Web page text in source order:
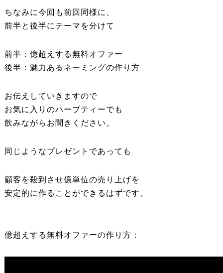
ちなみに今回も前回同様に、
前半と後半にテーマを分けて
前半：億超えする無料オファー
後半：魅力あるネーミングの作り方
お伝えしていきますので
お気に入りのハーブティーでも
飲みながらお聞きください。
同じようなプレゼントであっても
顧客を殺到させ億単位の売り上げを
安定的に作ることができるはずです。
億超えする無料オファーの作り方：